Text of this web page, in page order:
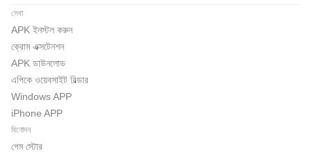
সেবা
APK ইনস্টল করুন
ক্রোম এক্সটেনশন
APK ডাউনলোড
এপিকে ওয়েবসাইট বিল্ডার
Windows APP
iPhone APP
বিনোদন
গেম স্টোর